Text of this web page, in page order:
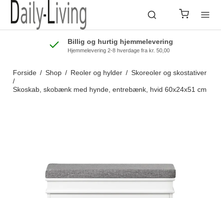
Billig og hurtig hjemmelevering
Hjemmelevering 2-8 hverdage fra kr. 50,00
Forside / Shop / Reoler og hylder / Skoreoler og skostativer
/
Skoskab, skobænk med hynde, entrebænk, hvid 60x24x51 cm